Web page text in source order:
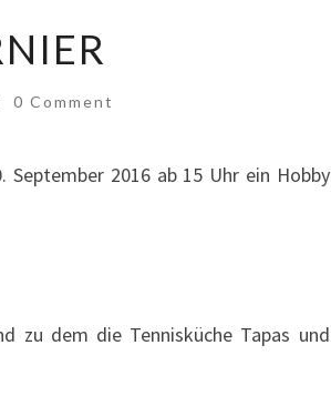
COMMENTS
0 Comment
2016 ab 15 Uhr ein Hobby
zu dem die Tennisküche Tapas und